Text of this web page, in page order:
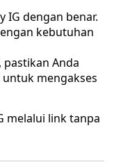
IG dengan benar.
kebutuhan
pastikan Anda
mengakses
melalui link tanpa